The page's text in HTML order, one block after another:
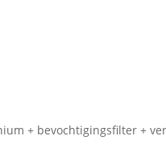
+ bevochtigingsfilter +